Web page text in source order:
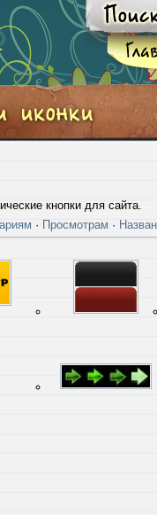
кнопки для сайта.
· Просмотрам ·